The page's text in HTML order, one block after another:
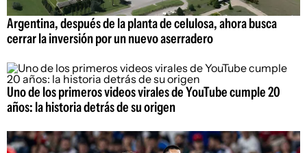
Argentina, después de la planta de celulosa, ahora busca
cerrar la inversión por un nuevo aserradero
Uno de los primeros videos virales de YouTube cumple 20
años: la historia detrás de su origen